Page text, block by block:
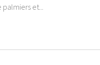
et...